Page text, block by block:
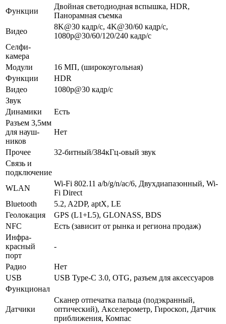
Функ­ции
Двойная светодиодная вспышка, HDR,
Панорамная съемка
Видео
8K@30 кадр/с, 4K@30/60 кадр/с,
1080p@30/60/120/240 кадр/с
Селфи-
камера
Модули
16 МП, (широкоугольная)
Функ­ции
HDR
Видео
1080p@30 кадр/с
Звук
Динамики
Есть
Разъем 3,5мм
для науш­
ников
Нет
Прочее
32-битный/384кГц-овый звук
Связь и
подключение
WLAN
Wi-Fi 802.11 a/b/g/n/ac/6, Двухдиапазонный, Wi-
Fi Direct
Bluetooth
5.2, A2DP, aptX, LE
Геолока­ция
GPS (L1+L5), GLONASS, BDS
NFC
Есть (зависит от рынка и региона продаж)
Инфра­
красный
порт
-
Радио
Нет
USB
USB Type-C 3.0, OTG, разъем для аксессуаров
Функционал
Датчики
Сканер отпечатка пальца (подэкранный,
оптический), Акселерометр, Гироскоп, Датчик
приближения, Компас